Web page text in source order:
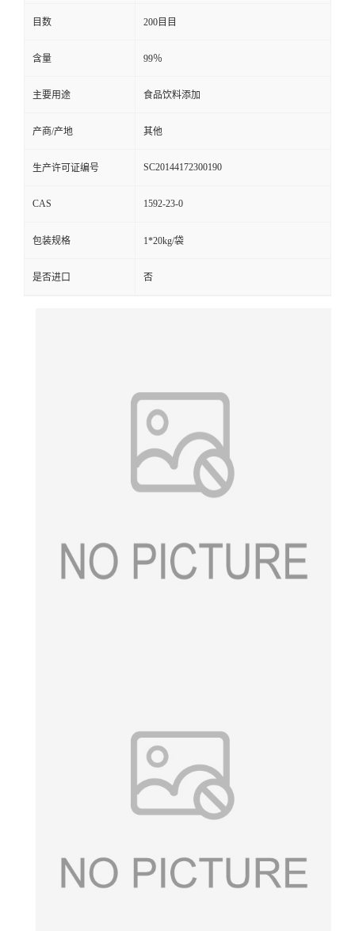
目数 200目目
含量 99％
主要用途 食品饮料添加
产商/产地 其他
生产许可证编号 SC20144172300190
CAS 1592-23-0
包装规格 1*20kg/袋
是否进口 否